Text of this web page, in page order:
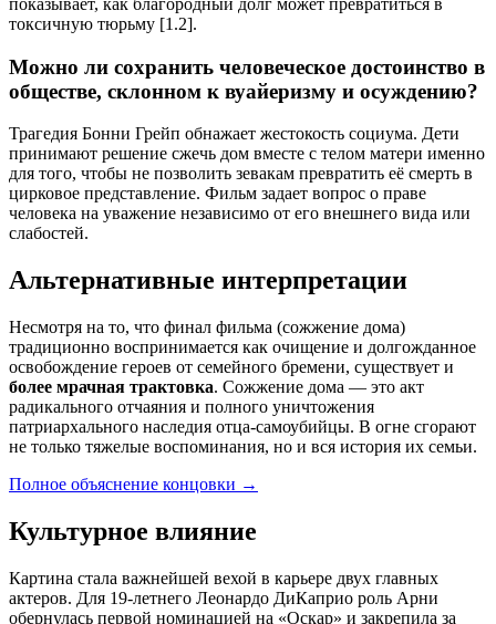
показывает, как благородный долг может превратиться в
токсичную тюрьму [1.2].
Можно ли сохранить человеческое достоинство в
обществе, склонном к вуайеризму и осуждению?
Трагедия Бонни Грейп обнажает жестокость социума. Дети
принимают решение сжечь дом вместе с телом матери именно
для того, чтобы не позволить зевакам превратить её смерть в
цирковое представление. Фильм задает вопрос о праве
человека на уважение независимо от его внешнего вида или
слабостей.
Альтернативные интерпретации
Несмотря на то, что финал фильма (сожжение дома)
традиционно воспринимается как очищение и долгожданное
освобождение героев от семейного бремени, существует и
более мрачная трактовка. Сожжение дома — это акт
радикального отчаяния и полного уничтожения
патриархального наследия отца-самоубийцы. В огне сгорают
не только тяжелые воспоминания, но и вся история их семьи.
Полное объяснение концовки →
Культурное влияние
Картина стала важнейшей вехой в карьере двух главных
актеров. Для 19-летнего Леонардо ДиКаприо роль Арни
обернулась первой номинацией на «Оскар» и закрепила за